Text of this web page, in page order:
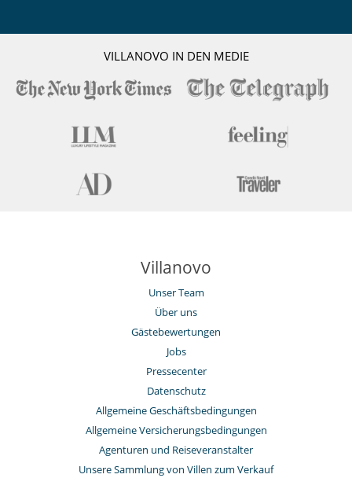
VILLANOVO IN DEN MEDIE
Villanovo
Unser Team
Über uns
Gästebewertungen
Jobs
Pressecenter
Datenschutz
Allgemeine Geschäftsbedingungen
Allgemeine Versicherungsbedingungen
Agenturen und Reiseveranstalter
Unsere Sammlung von Villen zum Verkauf